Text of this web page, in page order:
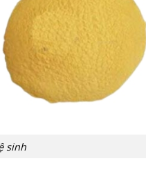
sinh